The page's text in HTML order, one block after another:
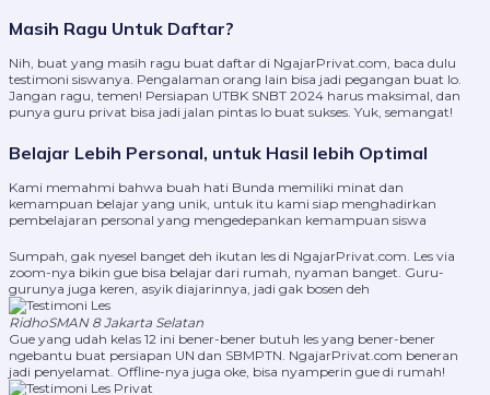
Masih Ragu Untuk Daftar?
Nih, buat yang masih ragu buat daftar di NgajarPrivat.com, baca dulu
testimoni siswanya. Pengalaman orang lain bisa jadi pegangan buat lo.
Jangan ragu, temen! Persiapan UTBK SNBT 2024 harus maksimal, dan
punya guru privat bisa jadi jalan pintas lo buat sukses. Yuk, semangat!
Belajar Lebih Personal, untuk Hasil lebih Optimal
Kami memahmi bahwa buah hati Bunda memiliki minat dan
kemampuan belajar yang unik, untuk itu kami siap menghadirkan
pembelajaran personal yang mengedepankan kemampuan siswa
Sumpah, gak nyesel banget deh ikutan les di NgajarPrivat.com. Les via
zoom-nya bikin gue bisa belajar dari rumah, nyaman banget. Guru-
gurunya juga keren, asyik diajarinnya, jadi gak bosen deh
RidhoSMAN 8 Jakarta Selatan
Gue yang udah kelas 12 ini bener-bener butuh les yang bener-bener
ngebantu buat persiapan UN dan SBMPTN. NgajarPrivat.com beneran
jadi penyelamat. Offline-nya juga oke, bisa nyamperin gue di rumah!